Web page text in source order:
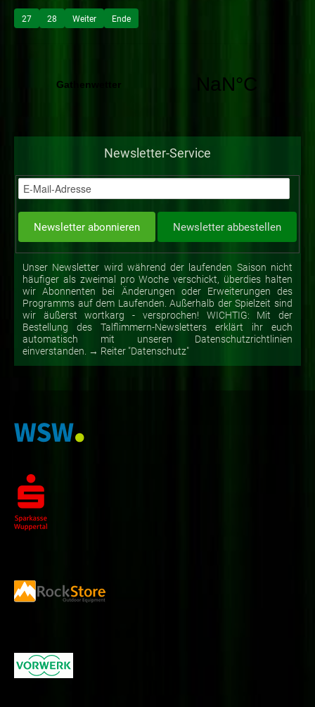
27 28 Weiter Ende
Newsletter-Service
Unser Newsletter wird während der laufenden Saison nicht
häufiger als zweimal pro Woche verschickt, überdies halten
wir Abonnenten bei Änderungen oder Erweiterungen des
Programms auf dem Laufenden. Außerhalb der Spielzeit sind
wir äußerst wortkarg - versprochen! WICHTIG: Mit der
Bestellung des Talflimmern-Newsletters erklärt ihr euch
automatisch mit unseren Datenschutzrichtlinien
einverstanden. → Reiter "Datenschutz"